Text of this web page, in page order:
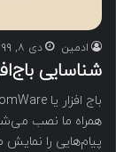
ادمین دی ۸, ۱۳۹۹
شناسایی
همراه ما نصب
پیام‌هایی را